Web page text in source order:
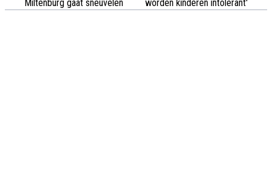
Miltenburg gaat sneuvelen worden kinderen intolerant'